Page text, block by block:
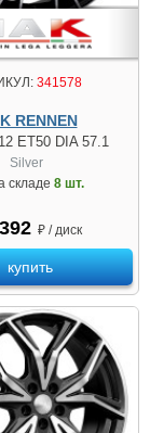
341578
RENNEN
ET50 DIA 57.1
Silver
складе 8 шт.
₽ / диск
купить